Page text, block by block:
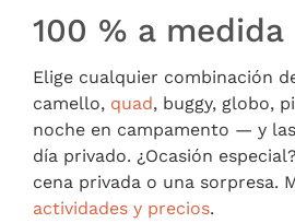
100 % a medida
Elige cualquier combinación
camello, quad, buggy, globo,
noche en campamento — y
día privado. ¿Ocasión
cena privada o una sorpresa.
actividades y precios.